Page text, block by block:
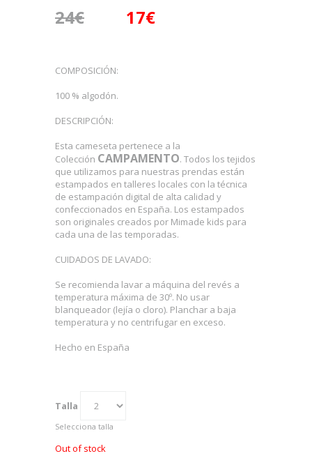
24€ 17€
COMPOSICIÓN:
100 % algodón.
DESCRIPCIÓN:
Esta cameseta pertenece a la
Colección CAMPAMENTO. Todos los tejidos
que utilizamos para nuestras prendas están
estampados en talleres locales con la técnica
de estampación digital de alta calidad y
confeccionados en España. Los estampados
son originales creados por Mimade kids para
cada una de las temporadas.
CUIDADOS DE LAVADO:
Se recomienda lavar a máquina del revés a
temperatura máxima de 30º. No usar
blanqueador (lejía o cloro). Planchar a baja
temperatura y no centrifugar en exceso.
Hecho en España
Talla
Selecciona talla
Out of stock